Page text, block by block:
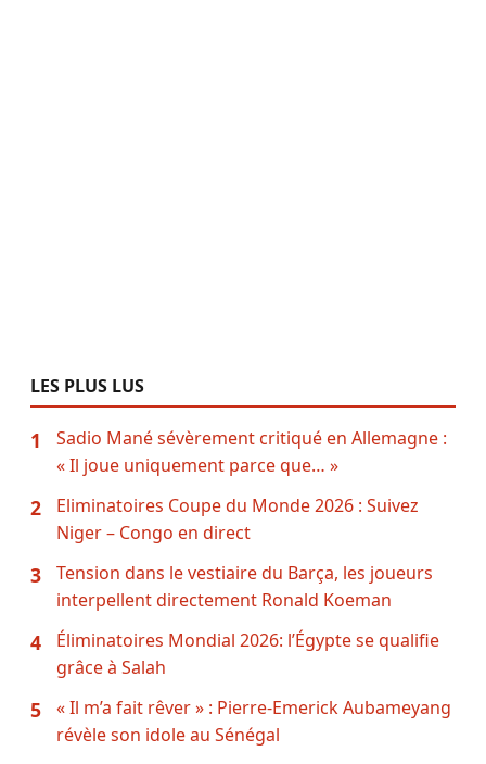
LES PLUS LUS
1
Sadio Mané sévèrement critiqué en Allemagne :
« Il joue uniquement parce que… »
2
Eliminatoires Coupe du Monde 2026 : Suivez
Niger – Congo en direct
3
Tension dans le vestiaire du Barça, les joueurs
interpellent directement Ronald Koeman
4
Éliminatoires Mondial 2026: l’Égypte se qualifie
grâce à Salah
5
« Il m’a fait rêver » : Pierre-Emerick Aubameyang
révèle son idole au Sénégal